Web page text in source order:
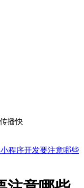
播快
程序开发要注意哪些